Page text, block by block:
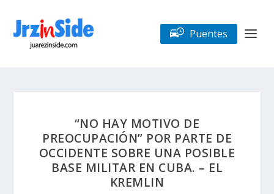
Puentes
“NO HAY MOTIVO DE
PREOCUPACIÓN” POR PARTE DE
OCCIDENTE SOBRE UNA POSIBLE
BASE MILITAR EN CUBA. – EL
KREMLIN